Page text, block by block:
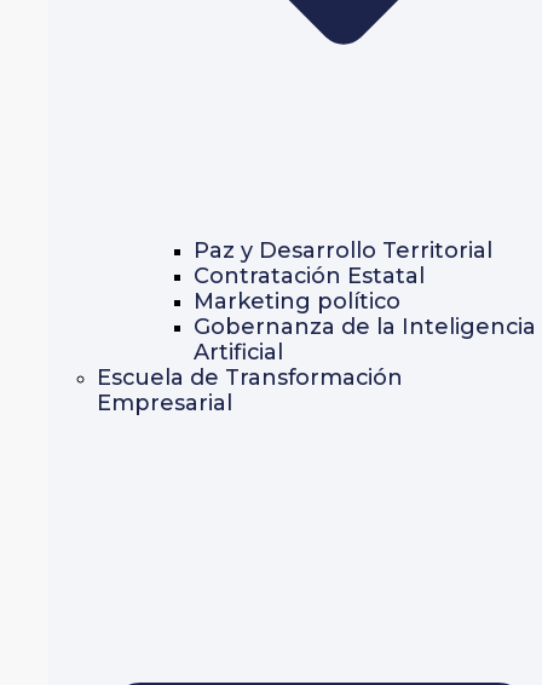
Paz y Desarrollo Territorial
Contratación Estatal
Marketing político
Gobernanza de la Inteligencia
Artificial
Escuela de Transformación
Empresarial